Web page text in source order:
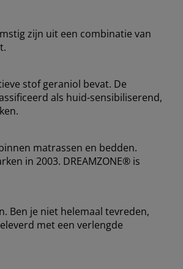
zijn uit een combinatie van
stof geraniol bevat. De
als huid-sensibiliserend,
matrassen en bedden.
in 2003. DREAMZONE® is
Ben je niet helemaal tevreden,
met een verlengde